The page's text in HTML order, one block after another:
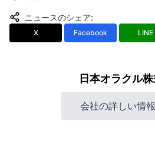
ニュースのシェア:
X Facebook LINE
日本オラクル
会社の詳しい情